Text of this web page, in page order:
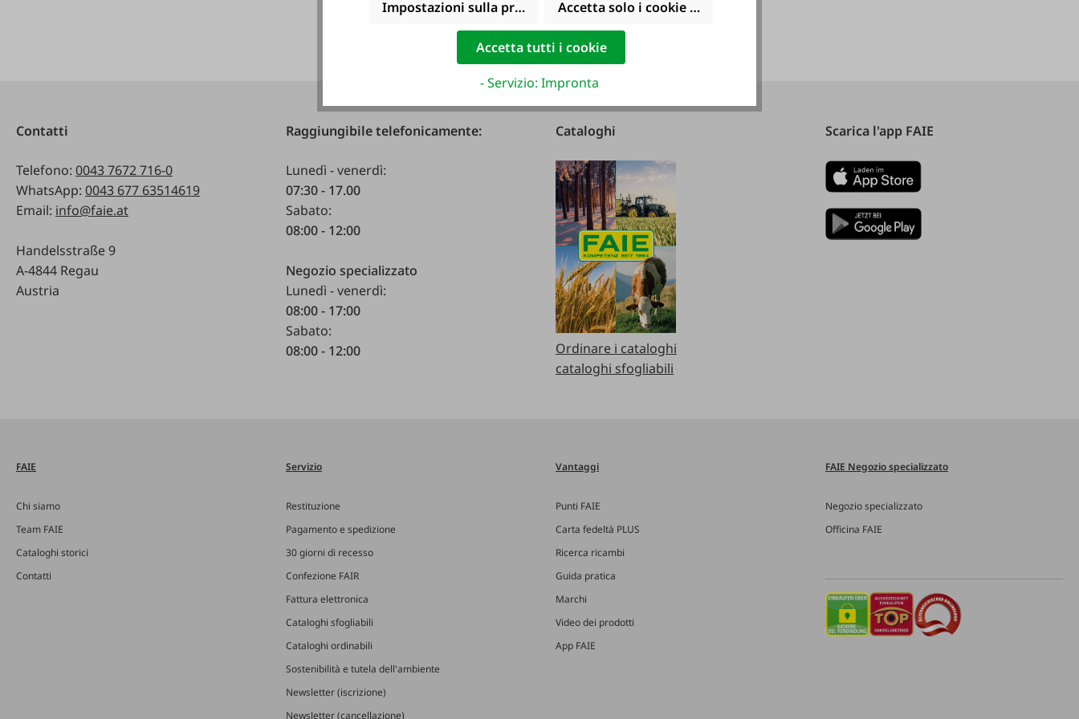
Contatti
Telefono: 0043 7672 716-0
WhatsApp: 0043 677 63514619
Email: info@faie.at
Handelsstraße 9
A-4844 Regau
Austria
Raggiungibile telefonicamente:
Lunedì - venerdì:
07:30 - 17.00
Sabato:
08:00 - 12:00
Negozio specializzato
Lunedì - venerdì:
08:00 - 17:00
Sabato:
08:00 - 12:00
Cataloghi
Ordinare i cataloghi
cataloghi sfogliabili
Scarica l'app FAIE
FAIE
Chi siamo
Team FAIE
Cataloghi storici
Contatti
Servizio
Restituzione
Pagamento e spedizione
30 giorni di recesso
Confezione FAIR
Fattura elettronica
Cataloghi sfogliabili
Cataloghi ordinabili
Sostenibilità e tutela dell'ambiente
Newsletter (iscrizione)
Newsletter (cancellazione)
Vantaggi
Punti FAIE
Carta fedeltà PLUS
Ricerca ricambi
Guida pratica
Marchi
Video dei prodotti
App FAIE
FAIE Negozio specializzato
Negozio specializzato
Officina FAIE
Impostazioni sulla privacy Accetta solo i cookie funzionali
Accetta tutti i cookie
- Servizio: Impronta